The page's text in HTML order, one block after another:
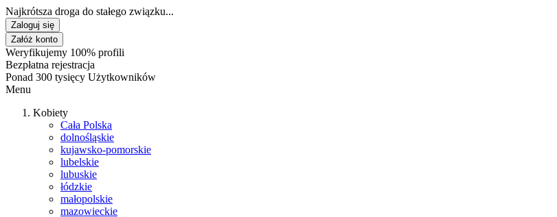
Najkrótsza droga do stałego związku...
Zaloguj się
Załóż konto
Weryfikujemy 100% profili
Bezpłatna rejestracja
Ponad 300 tysięcy Użytkowników
Menu
Kobiety
Cała Polska
dolnośląskie
kujawsko-pomorskie
lubelskie
lubuskie
łódzkie
małopolskie
mazowieckie